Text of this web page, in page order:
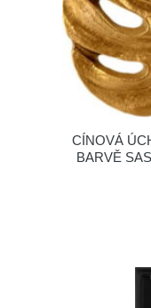
CÍNOVÁ
BARVĚ